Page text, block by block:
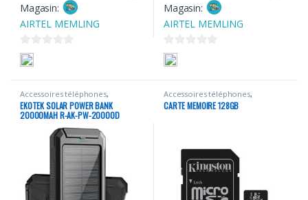
Magasin:
AIRTEL MEMLING
0
s
r
5
Magasin:
AIRTEL MEMLING
0
s
r
Accessoires téléphones,
Portables
EKOTEK SOLAR POWER BANK
20000MAH R-AK-PW-20000D
Accessoires téléphones,
Portables
CARTE MEMOIRE 128GB